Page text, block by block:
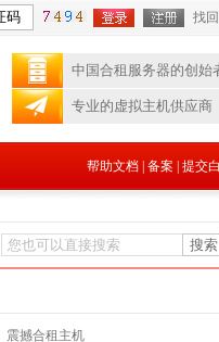
找
中国合租服务器的创始
专业的虚拟主机供应商
帮助文档 备案 提交
震撼合租主机